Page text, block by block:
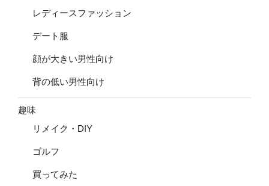
レディースファッション
デート服
顔が大きい男性向け
背の低い男性向け
趣味
リメイク・DIY
ゴルフ
買ってみた